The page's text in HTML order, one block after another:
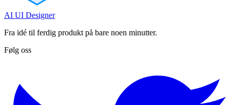
AI UI Designer
Fra idé til ferdig produkt på bare noen minutter.
Følg oss